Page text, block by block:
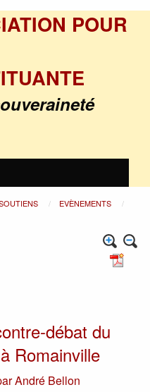
POUR
EVÈNEMENTS
débat du
Romainville
André Bellon